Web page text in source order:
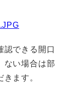
認できる開口
ない場合は部
ます。